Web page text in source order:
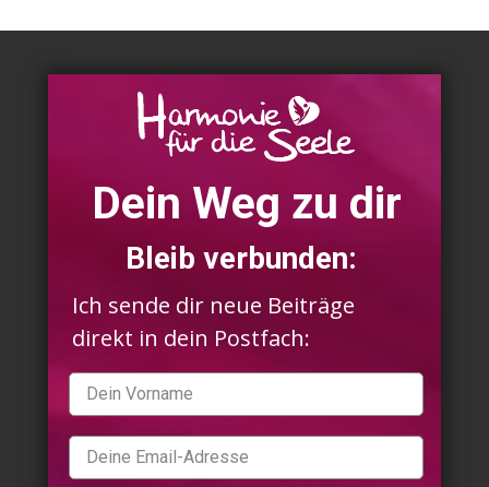
Ich sende dir neue Beiträge
direkt in dein Postfach:
Bleib verbunden:
Dein Weg zu dir